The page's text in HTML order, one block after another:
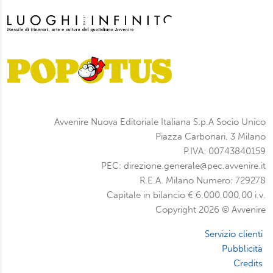
Avvenire Nuova Editoriale Italiana S.p.A Socio Unico
Piazza Carbonari, 3 Milano
P.IVA: 00743840159
PEC: direzione.generale@pec.avvenire.it
R.E.A. Milano Numero: 729278
Capitale in bilancio € 6.000.000,00 i.v.
Copyright 2026 © Avvenire
Servizio clienti
Pubblicità
Credits